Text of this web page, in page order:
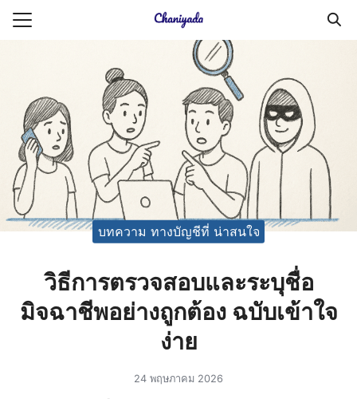
Skip
ยความเป็นส่วนตัว
ญชี (Accounting service)
ญชี (Accounting
บทความ ทางบัญชีที่ น่าสนใจ
วิธีการตรวจสอบและระบุชื่อ
มิจฉาชีพอย่างถูกต้อง ฉบับเข้าใจ
ง่าย
24 พฤษภาคม 2026